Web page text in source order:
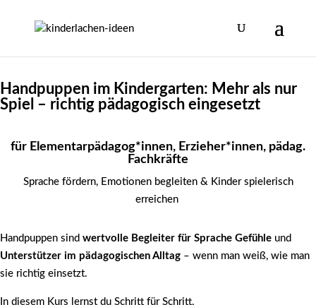
Handpuppen im Kindergarten: Mehr als nur
Spiel – richtig pädagogisch eingesetzt
für Elementarpädagog*innen, Erzieher*innen, pädag.
Fachkräfte
Sprache fördern, Emotionen begleiten & Kinder spielerisch
erreichen
Handpuppen sind wertvolle Begleiter für Sprache Gefühle und
Unterstützer im pädagogischen Alltag – wenn man weiß, wie man
sie richtig einsetzt.
In diesem Kurs lernst du Schritt für Schritt,